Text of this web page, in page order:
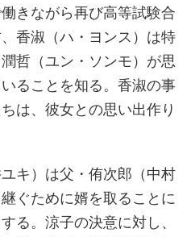
きながら再び高等試験合
香淑（ハ・ヨンス）は特
哲（ユン・ソンモ）が思
ることを知る。香淑の事
は、彼女との思い出作り
キ）は父・侑次郎（中村
ぐために婿を取ることに
る。涼子の決意に対し、